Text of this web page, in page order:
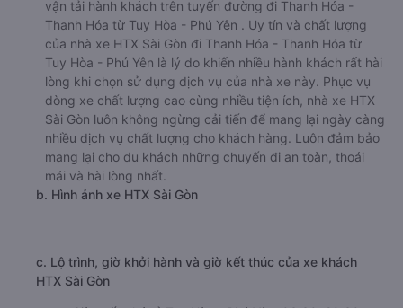
Thanh Hóa (dọc Quốc Lộ 1A)
f. Giá vé giá xe khách đi Thanh Hóa - Thanh Hóa từ Tuy
Hòa - Phú Yên Ngọc Phát
giường nằm đôi 1450000đ/vé
limousine 1450000đ/vé
g. Review, đánh giá chất lượng xe Ngọc Phát
Nhà xe Ngọc Phát được đánh giá với số điểm trung bình là
3.2/5 dựa trên 60 đánh giá của khách hàng đã trải nghiệm
Văn phòng xe Ngọc Phát ở Tuy Hòa - Phú Yên: